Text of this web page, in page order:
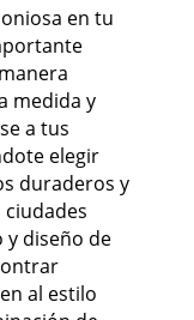
en tu
medida y
a tus
elegir
duraderos y
ciudades
diseño de
al estilo